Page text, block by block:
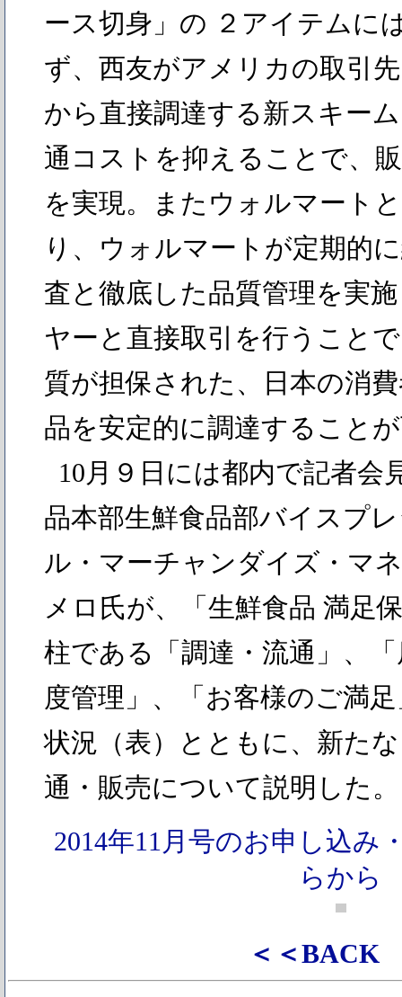
ース切身」の ２アイテムに
ず、西友がアメリカの取引
から直接調達する新スキー
通コストを抑えることで、
を実現。またウォルマート
り、ウォルマートが定期的
査と徹底した品質管理を実
ヤーと直接取引を行うこと
質が担保された、日本の消
品を安定的に調達すること
10月９日には都内で記者会
品本部生鮮食品部バイスプ
ル・マーチャンダイズ・マ
メロ氏が、「生鮮食品 満足
柱である「調達・流通」、
度管理」、「お客様のご満
状況（表）とともに、新た
通・販売について説明した。
2014年11月号のお申し込み
らから
＜＜BACK